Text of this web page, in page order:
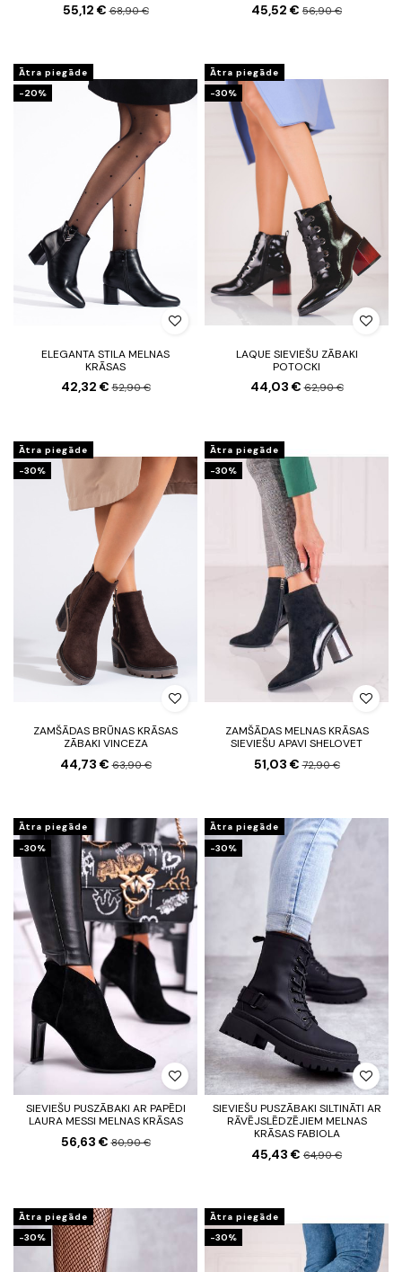
55,12 €68,90 € 45,52 € 56,90 €
Ātra piegāde
-20%
ELEGANTA STILA MELNAS
KRĀSAS
42,32 €52,90 €
Ātra piegāde
-30%
LAQUE SIEVIEŠU ZĀBAKI
POTOCKI
44,03 €62,90 €
Ātra piegāde
-30%
ZAMŠĀDAS BRŪNAS KRĀSAS
ZĀBAKI VINCEZA
44,73 €63,90 €
Ātra piegāde
-30%
ZAMŠĀDAS MELNAS KRĀSAS
SIEVIEŠU APAVI SHELOVET
51,03 €72,90 €
Ātra piegāde
-30%
SIEVIEŠU PUSZĀBAKI AR PAPĒDI
LAURA MESSI MELNAS KRĀSAS
56,63 €80,90 €
Ātra piegāde
-30%
SIEVIEŠU PUSZĀBAKI SILTINĀTI AR
RĀVĒJSLĒDZĒJIEM MELNAS
KRĀSAS FABIOLA
45,43 € 64,90 €
Ātra piegāde
-30%
Ātra piegāde
-30%